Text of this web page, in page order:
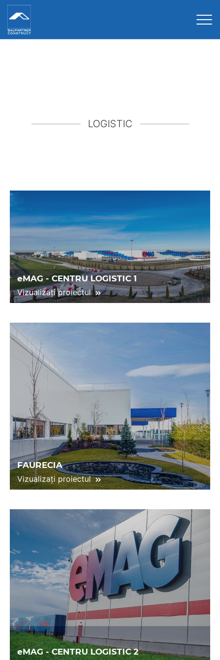
LOGISTIC
eMAG - CENTRU LOGISTIC 1
Vizualizați proiectul
FAURECIA
Vizualizați proiectul
eMAG - CENTRU LOGISTIC 2